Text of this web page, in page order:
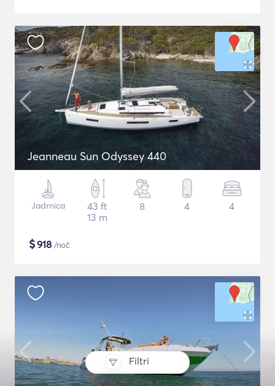
Filtri
Jeanneau Sun Odyssey 440
Jadrnica
43 ft
13 m
8 4 4
$918 /noč